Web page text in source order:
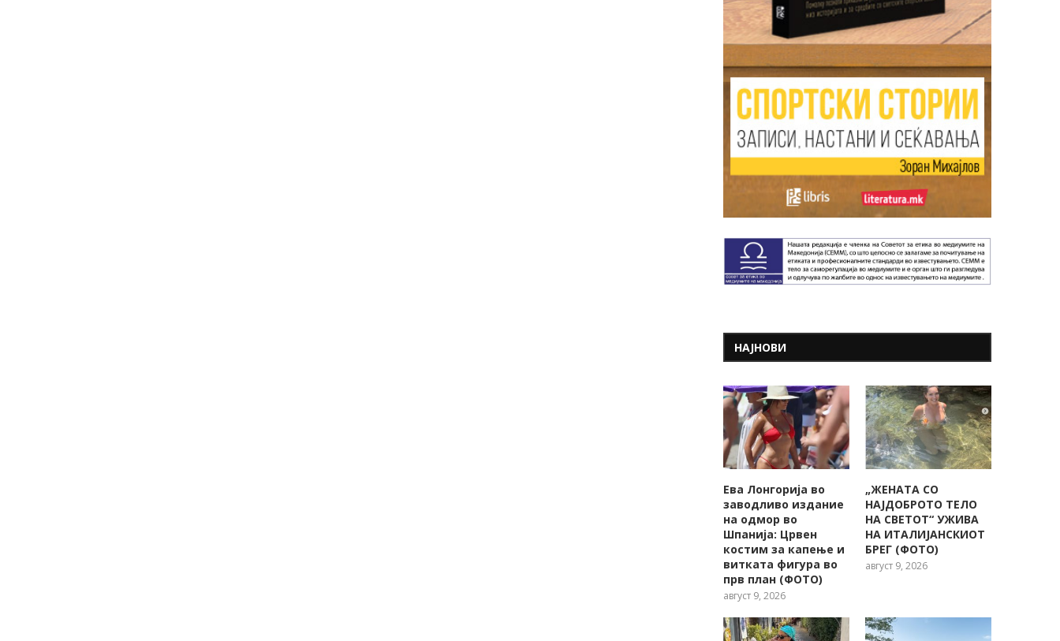
НАЈНОВИ
Ева Лонгорија во
заводливо издание
на одмор во
Шпанија: Црвен
костим за капење и
витката фигура во
прв план (ФОТО)
август 9, 2026
„ЖЕНАТА СО
НАЈДОБРОТО ТЕЛО
НА СВЕТОТ“ УЖИВА
НА ИТАЛИЈАНСКИОТ
БРЕГ (ФОТО)
август 9, 2026